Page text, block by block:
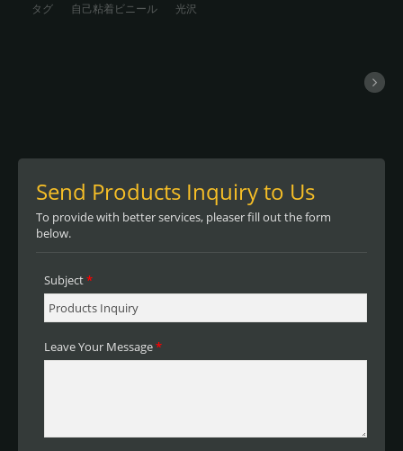
タグ 自己粘着ビニール 光沢